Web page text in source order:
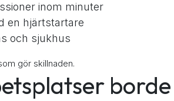
inom minuter
en hjärtstartare
och sjukhus
gör skillnaden.